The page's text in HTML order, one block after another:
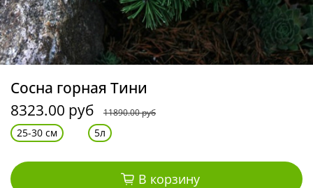
Сосна горная Тини
8323.00 руб
11890.00 руб
25-30 см 5л
В корзину